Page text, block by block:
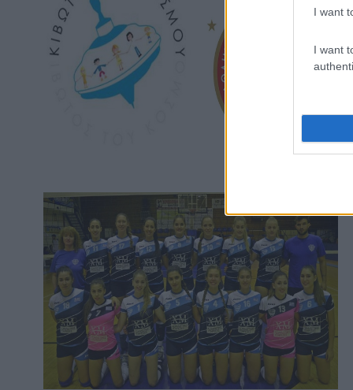
I want
I want